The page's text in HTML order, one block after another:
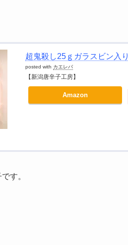
超鬼殺し25ｇガラスビン入り
posted with カエレバ
【新潟唐辛子工房】
Amazon
す。